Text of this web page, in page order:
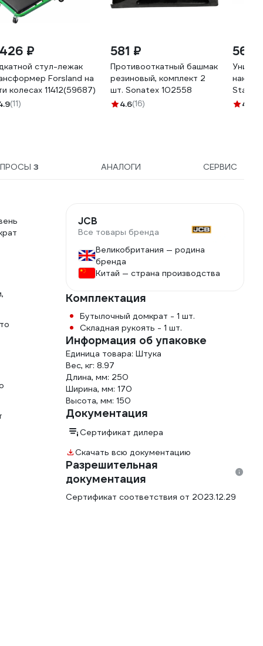
₽
стул-лежак
Forsland на
колесах 11412(59687)
(11)
581 ₽
Противооткатный башмак
резиновый, комплект 2
шт. Sonatex 102558
4.6(16)
560
4.6
3 АНАЛОГИ СЕРВИС
JCB
Все товары бренда
Великобритания — родина
бренда
Китай — страна производства
Комплектация
Бутылочный домкрат - 1 шт.
Складная рукоять - 1 шт.
Информация об упаковке
Единица товара: Штука
Вес, кг: 8.97
Длина, мм: 250
Ширина, мм: 170
Высота, мм: 150
Документация
Сертификат дилера
Скачать всю документацию
Разрешительная
документация
Сертификат соответствия от 2023.12.29